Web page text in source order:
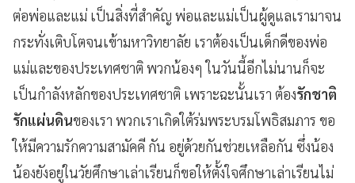
ต่อพ่อและแม่ เป็นสิ่งที่สำคัญ พ่อและแม่เป็นผู้ดูแลเรามาจน
กระทั่งเติบโตจนเข้ามหาวิทยาลัย เราต้องเป็นเด็กดีของพ่อ
แม่และของประเทศชาติ พวกน้องๆ ในวันนี้อีกไม่นานก็จะ
เป็นกำลังหลักของประเทศชาติ เพราะฉะนั้นเรา ต้องรักชาติ
รักแผ่นดินของเรา พวกเราเกิดใต้ร่มพระบรมโพธิสมภาร ขอ
ให้มีความรักความสามัคคี กัน อยู่ด้วยกันช่วยเหลือกัน ซึ่งน้อง
น้องยังอยู่ในวัยศึกษาเล่าเรียนก็ขอให้ตั้งใจศึกษาเล่าเรียนไม่